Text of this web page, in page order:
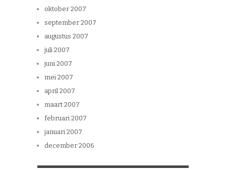
oktober 2007
september 2007
augustus 2007
juli 2007
juni 2007
mei 2007
april 2007
maart 2007
februari 2007
januari 2007
december 2006